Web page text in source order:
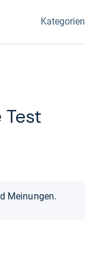
Kategorien
Meinungen.